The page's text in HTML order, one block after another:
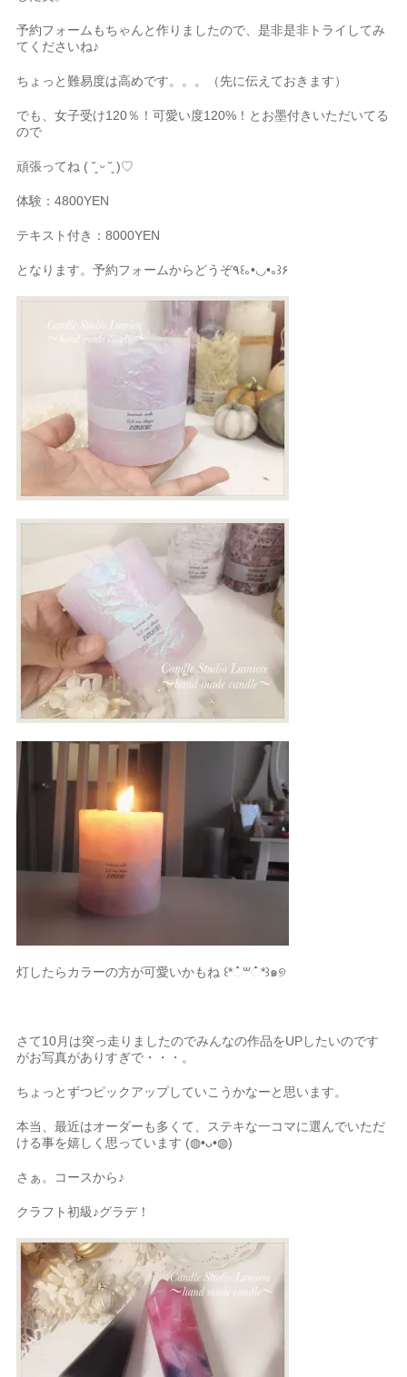
予約フォームもちゃんと作りましたので、是非是非トライしてみ
てくださいね♪
ちょっと難易度は高めです。。。（先に伝えておきます）
でも、女子受け120％！可愛い度120%！とお墨付きいただいてる
ので
頑張ってね ( ˘͈ ᵕ ˘͈ )♡
体験：4800YEN
テキスト付き：8000YEN
となります。予約フォームからどうぞ٩꒰｡•◡•｡꒱۶
灯したらカラーの方が可愛いかもね ꒰*்꒳்*꒱๑୭
さて10月は突っ走りましたのでみんなの作品をUPしたいのです
がお写真がありすぎで・・・。
ちょっとずつピックアップしていこうかなーと思います。
本当、最近はオーダーも多くて、ステキな一コマに選んでいただ
ける事を嬉しく思っています (◍•ᴗ•◍)
さぁ。コースから♪
クラフト初級♪グラデ！